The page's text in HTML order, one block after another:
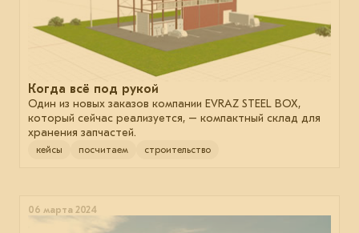
Когда всё под рукой
Один из новых заказов компании EVRAZ STEEL BOX,
который сейчас реализуется, – компактный склад для
хранения запчастей.
кейсы посчитаем строительство
06 марта 2024